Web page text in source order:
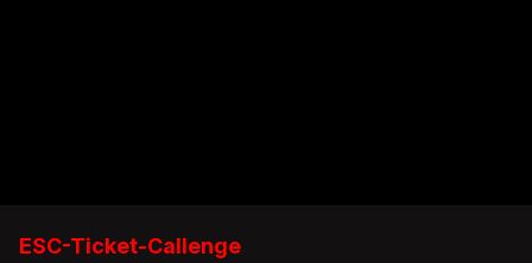
ESC-Ticket-Callenge